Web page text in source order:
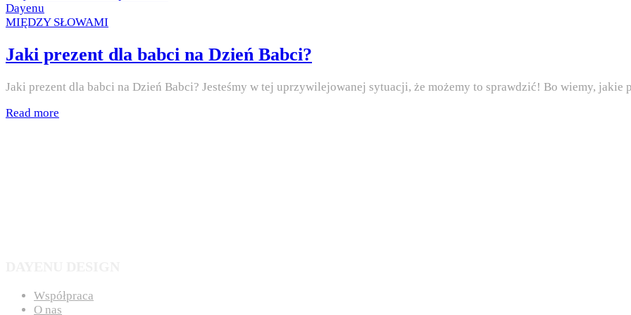
on
by
Dayenu
Posted
MIĘDZY SŁOWAMI
Jaki prezent dla babci na Dzień Babci?
Jaki prezent dla babci na Dzień Babci? Jesteśmy w tej uprzywilejowanej sytuacji, że możemy to sprawdzić! Bo wiemy,
Read more
Współpraca
O nas